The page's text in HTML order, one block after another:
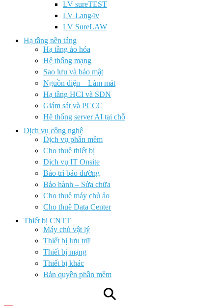
LV sureTEST
LV Lang4v
LV SureLAW
Hạ tầng nền tảng
Hạ tầng ảo hóa
Hệ thống mạng
Sao lưu và bảo mật
Nguồn điện – Làm mát
Hạ tầng HCI và SDN
Giám sát và PCCC
Hệ thống server AI tại chỗ
Dịch vụ công nghệ
Dịch vụ phần mềm
Cho thuê thiết bị
Dịch vụ IT Onsite
Bảo trì bảo dưỡng
Bảo hành – Sửa chữa
Cho thuê máy chủ ảo
Cho thuê Data Center
Thiết bị CNTT
Máy chủ vật lý
Thiết bị lưu trữ
Thiết bị mạng
Thiết bị khác
Bản quyền phần mềm
⚲